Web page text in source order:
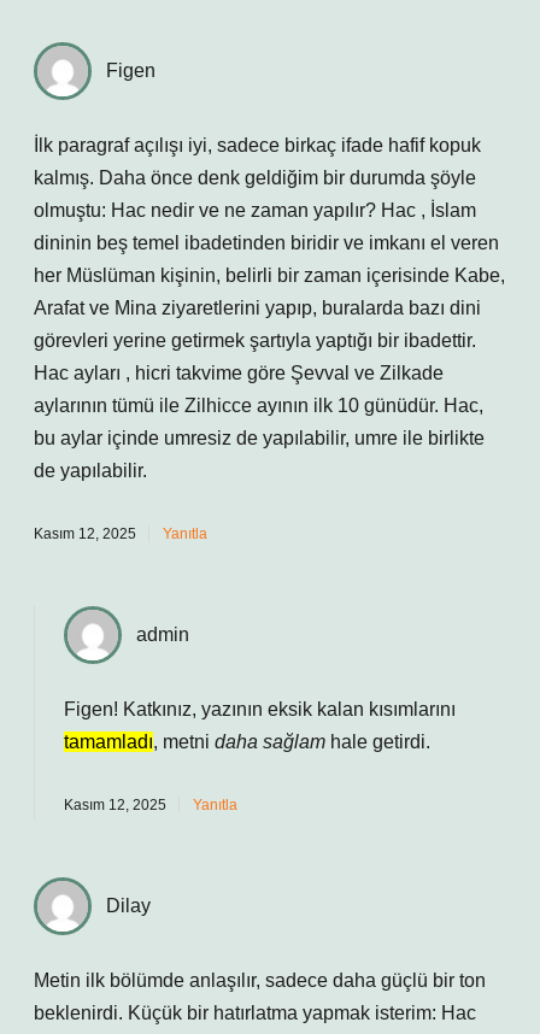
Figen
İlk paragraf açılışı iyi, sadece birkaç ifade hafif kopuk
kalmış. Daha önce denk geldiğim bir durumda şöyle
olmuştu: Hac nedir ve ne zaman yapılır? Hac , İslam
dininin beş temel ibadetinden biridir ve imkanı el veren
her Müslüman kişinin, belirli bir zaman içerisinde Kabe,
Arafat ve Mina ziyaretlerini yapıp, buralarda bazı dini
görevleri yerine getirmek şartıyla yaptığı bir ibadettir.
Hac ayları , hicri takvime göre Şevval ve Zilkade
aylarının tümü ile Zilhicce ayının ilk 10 günüdür. Hac,
bu aylar içinde umresiz de yapılabilir, umre ile birlikte
de yapılabilir.
Kasım 12, 2025 Yanıtla
admin
Figen! Katkınız, yazının eksik kalan kısımlarını
tamamladı, metni daha sağlam hale getirdi.
Kasım 12, 2025 Yanıtla
Dilay
Metin ilk bölümde anlaşılır, sadece daha güçlü bir ton
beklenirdi. Küçük bir hatırlatma yapmak isterim: Hac